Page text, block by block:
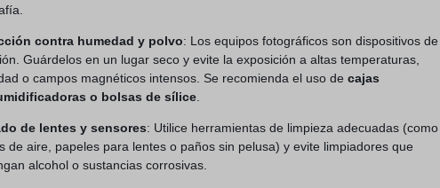
contra humedad y polvo: Los equipos fotográficos son dispositivos de
Guárdelos en un lugar seco y evite la exposición a altas temperaturas,
o campos magnéticos intensos. Se recomienda el uso decajas
o bolsas de sílice
de lentes y sensores: Utilice herramientas de limpieza adecuadas (como
de aire, papeles para lentes o paños sin pelusa) y evite limpiadores que
alcohol o sustancias corrosivas.